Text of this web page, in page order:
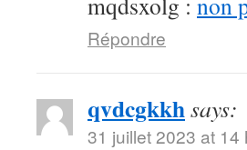
Répondre
qvdcgkkhsays:
31 juillet 2023 at 14